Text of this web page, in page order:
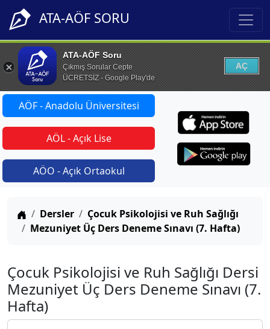
ATA-AÖF SORU
ATA-AÖF Soru
Çıkmış Sorular Cepte
ÜCRETSİZ - Google Play'de
AÇ
AÖF - Anadolu Üniversitesi
AÖL - Açık Lise
AÖO - Açık Ortaokul
Anasayfa
Dersler
Çocuk Psikolojisi ve Ruh Sağlığı
Mezuniyet Üç Ders Deneme Sınavı (7. Hafta)
Çocuk Psikolojisi ve Ruh Sağlığı Dersi
Mezuniyet Üç Ders Deneme Sınavı (7.
Hafta)